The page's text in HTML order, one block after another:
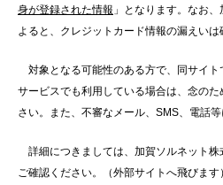
身が登録された情報 」となります。なお
よると、クレジットカード情報の漏えいは
対象となる可能性のある方で、同サイ
サービスでも利用している場合は、念の
さい。また、不審なメール、SMS、電話等
詳細につきましては、加賀ソルネット株
ご確認ください。（外部サイトへ飛びます）